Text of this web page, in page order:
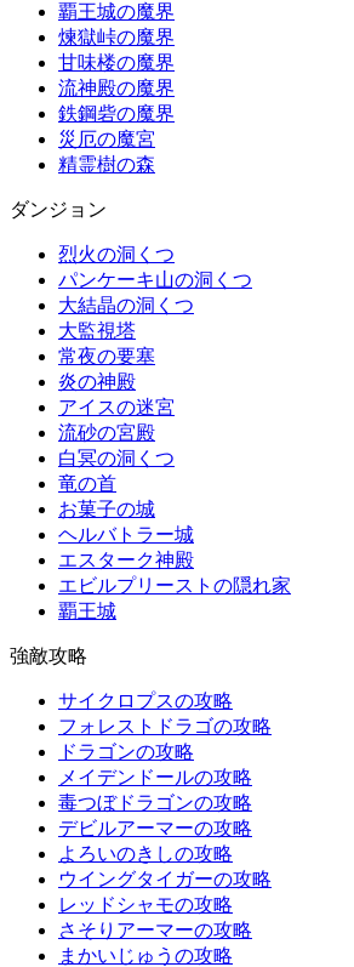
覇王城の魔界
煉獄峠の魔界
甘味楼の魔界
流神殿の魔界
鉄鋼砦の魔界
災厄の魔宮
精霊樹の森
ダンジョン
烈火の洞くつ
パンケーキ山の洞くつ
大結晶の洞くつ
大監視塔
常夜の要塞
炎の神殿
アイスの迷宮
流砂の宮殿
白冥の洞くつ
竜の首
お菓子の城
ヘルバトラー城
エスターク神殿
エビルプリーストの隠れ家
覇王城
強敵攻略
サイクロプスの攻略
フォレストドラゴの攻略
ドラゴンの攻略
メイデンドールの攻略
毒つぼドラゴンの攻略
デビルアーマーの攻略
よろいのきしの攻略
ウイングタイガーの攻略
レッドシャモの攻略
さそりアーマーの攻略
まかいじゅうの攻略